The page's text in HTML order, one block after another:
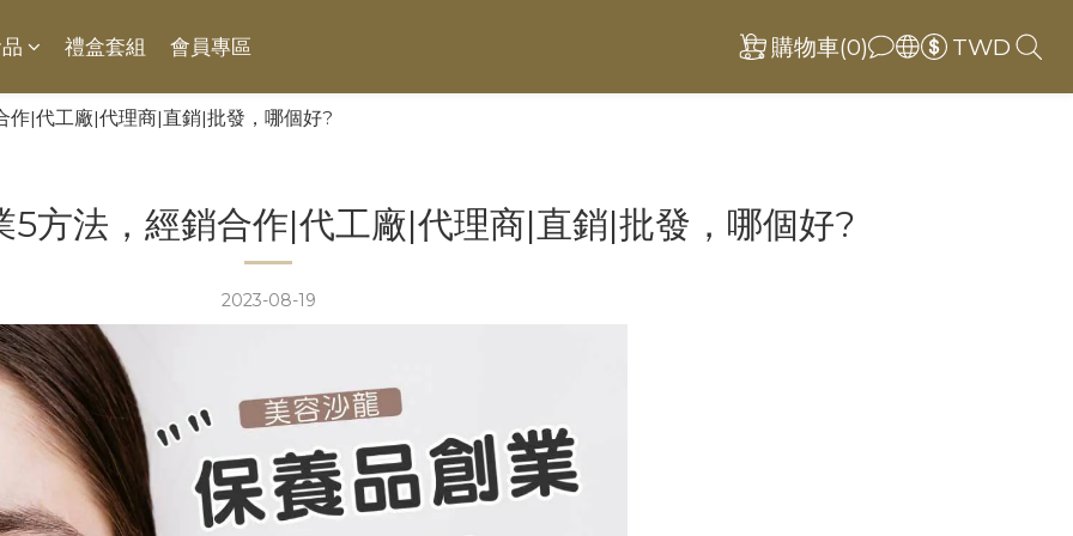
禮盒套組 會員專區 購物車(0) TWD
作|代工廠|代理商|直銷|批發，哪個好?
5方法，經銷合作|代工廠|代理商|直銷|批發，哪個好?
2023-08-19